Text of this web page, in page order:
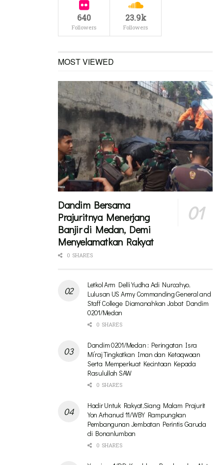
640
Followers
23.9k
Followers
MOST VIEWED
Dandim Bersama
Prajuritnya Menerjang
Banjir di Medan, Demi
Menyelamatkan Rakyat
0 SHARES
Letkol Arm Delli Yudha Adi Nurcahyo,
Lulusan US Army Commanding General and
Staff College Diamanahkan Jabat Dandim
0201/Medan
0 SHARES
Dandim 0201/Medan : Peringatan Isra
Mi’raj Tingkatkan Iman dan Ketaqwaan
Serta Memperkuat Kecintaan Kepada
Rasulullah SAW
0 SHARES
Hadir Untuk Rakyat,Siang Malam Prajurit
Yon Arhanud 11/WBY Rampungkan
Pembangunan Jembatan Perintis Garuda
di Bonanlumban
0 SHARES